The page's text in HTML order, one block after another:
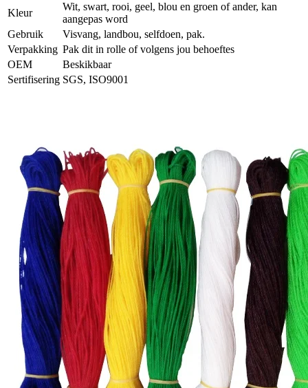
Kleur
Wit, swart, rooi, geel, blou en groen of ander, kan
aangepas word
Gebruik
Visvang, landbou, selfdoen, pak.
Verpakking Pak dit in rolle of volgens jou behoeftes
OEM
Beskikbaar
Sertifisering SGS, ISO9001